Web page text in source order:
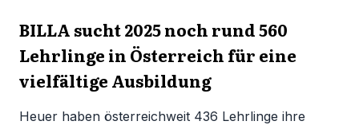
BILLA sucht 2025 noch rund 560
Lehrlinge in Österreich für eine
vielfältige Ausbildung
Heuer haben österreichweit 436 Lehrlinge ihre